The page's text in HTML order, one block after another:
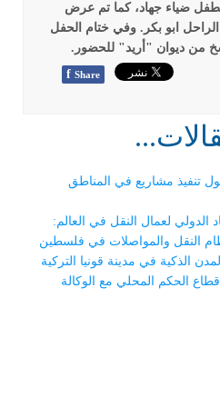
ضياء جهاد، كما تم عرض
ابو بكر. وفي ختام الحفل
من ديوان "أريد" للحضور.
f Share
تنفيذ مشاريع في المناطق
الدولي لعمال النقل في العالم:
النقل والمواصلات في فلسطين
الذكية في مدينة قونيا التركية
الحكم المحلي مع الوكالة